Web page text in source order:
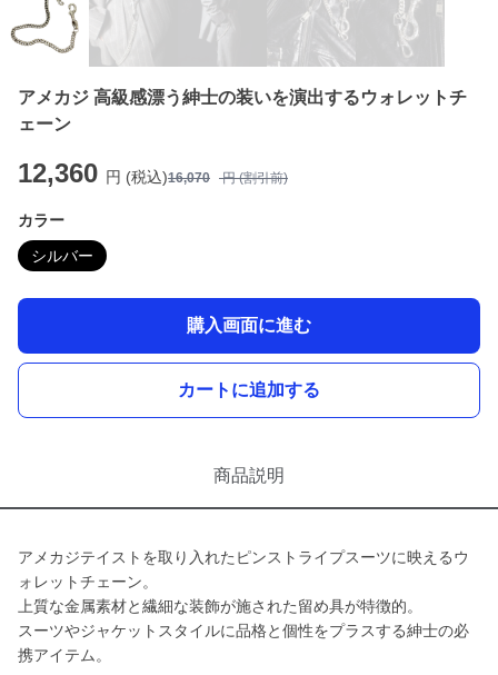
アメカジ 高級感漂う紳士の装いを演出するウォレットチ
ェーン
12,360 円 (税込)16,070 円 (割引前)
カラー
シルバー
購入画面に進む
カートに追加する
商品説明
アメカジテイストを取り入れたピンストライプスーツに映えるウ
ォレットチェーン。
上質な金属素材と繊細な装飾が施された留め具が特徴的。
スーツやジャケットスタイルに品格と個性をプラスする紳士の必
携アイテム。